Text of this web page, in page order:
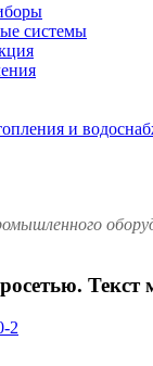
системы
и